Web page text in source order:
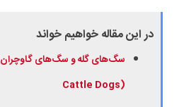
در این مقاله خواهیم خواند
سگهای گله و سگهای گاوچران
Cattle Dogs)